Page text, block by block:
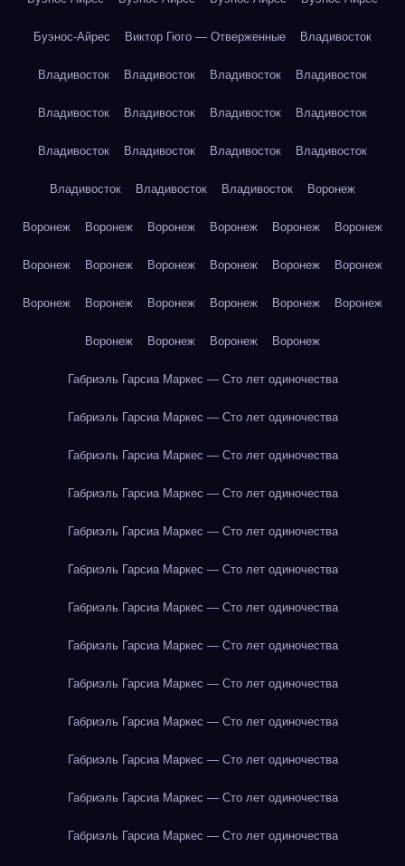
Буэнос-Айрес Виктор Гюго — Отверженные Владивосток
Владивосток Владивосток Владивосток Владивосток
Владивосток Владивосток Владивосток Владивосток
Владивосток Владивосток Владивосток Владивосток
Владивосток Владивосток Владивосток Воронеж
Воронеж Воронеж Воронеж Воронеж Воронеж Воронеж
Воронеж Воронеж Воронеж Воронеж Воронеж Воронеж
Воронеж Воронеж Воронеж Воронеж Воронеж Воронеж
Воронеж Воронеж Воронеж Воронеж
Габриэль Гарсиа Маркес — Сто лет одиночества
Габриэль Гарсиа Маркес — Сто лет одиночества
Габриэль Гарсиа Маркес — Сто лет одиночества
Габриэль Гарсиа Маркес — Сто лет одиночества
Габриэль Гарсиа Маркес — Сто лет одиночества
Габриэль Гарсиа Маркес — Сто лет одиночества
Габриэль Гарсиа Маркес — Сто лет одиночества
Габриэль Гарсиа Маркес — Сто лет одиночества
Габриэль Гарсиа Маркес — Сто лет одиночества
Габриэль Гарсиа Маркес — Сто лет одиночества
Габриэль Гарсиа Маркес — Сто лет одиночества
Габриэль Гарсиа Маркес — Сто лет одиночества
Габриэль Гарсиа Маркес — Сто лет одиночества